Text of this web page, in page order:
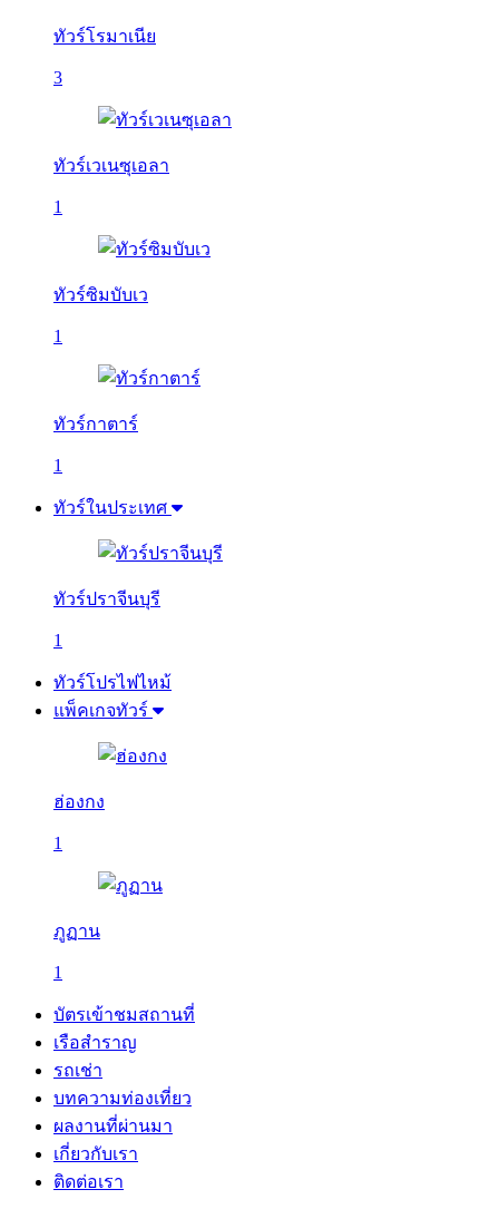
ทัวร์โรมาเนีย
3
ทัวร์เวเนซุเอลา
1
ทัวร์ซิมบับเว
1
ทัวร์กาตาร์
1
ทัวร์ในประเทศ
ทัวร์ปราจีนบุรี
1
ทัวร์โปรไฟไหม้
แพ็คเกจทัวร์
ฮ่องกง
1
ภูฏาน
1
บัตรเข้าชมสถานที่
เรือสำราญ
รถเช่า
บทความท่องเที่ยว
ผลงานที่ผ่านมา
เกี่ยวกับเรา
ติดต่อเรา